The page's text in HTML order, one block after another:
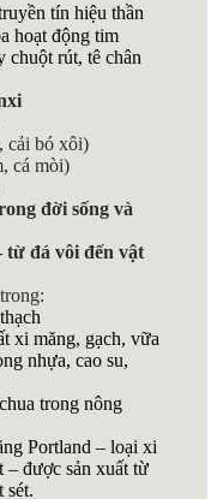
tín hiệu thần
hoạt động tim
chuột rút, tê chân
cải bó xôi)
cá mòi)
đời sống và
từ đá vôi đến vật
xi măng, gạch, vữa
nhựa, cao su,
trong nông
Portland – loại xi
– được sản xuất từ
sét.